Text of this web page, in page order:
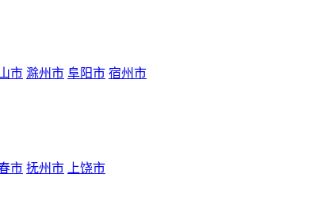
市 滁州市 阜阳市 宿州市
市 抚州市 上饶市